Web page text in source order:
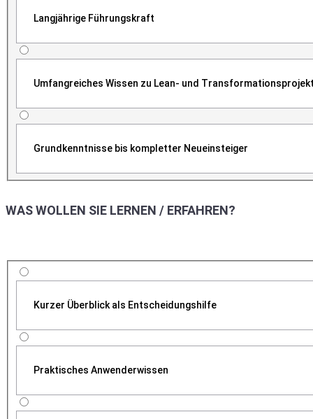
Langjährige Führungskraft
Umfangreiches Wissen zu Lean- und
Grundkenntnisse bis kompletter Neueinsteiger
WAS WOLLEN SIE LERNEN / ERFAHREN?
Kurzer Überblick als Entscheidungshilfe
Praktisches Anwenderwissen